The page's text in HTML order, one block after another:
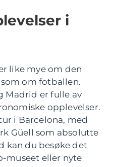
i
like mye om den
om fotballen.
Madrid er fulle av
opplevelser.
i Barcelona, med
Güell som absolutte
kan du besøke det
museet eller nyte